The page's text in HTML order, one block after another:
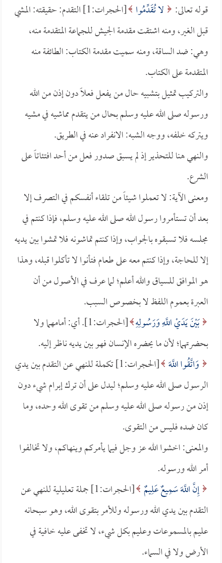
قوله تعالى: لا تُقَدِّمُوا
[الحجرات:1] التقدم: حقيقته: المشي
قبل الغير، ومنه اشتقت مقدمة الجيش للجماعة المتقدمة منه،
وهي: ضد الساقة، ومنه سميت مقدمة الكتاب: الطائفة منه
المتقدمة على الكتاب.
والتركيب تمثيل بتشبيه حال من يفعل فعلاً دون إذن من الله
ورسوله صلى الله عليه وسلم بحال من يتقدم مماشيه في مشيه
ويتركه خلفه، ووجه الشبه: الانفراد عنه في الطريق.
والنهي هنا للتحذير إذ لم يسبق صدور فعل من أحد افتئاتاً على
الشرع.
ومعنى الآية: لا تعملوا شيئاً من تلقاء أنفسكم في التصرف إلا
بعد أن تستأمروا رسول الله صلى الله عليه وسلم، فإذا كنتم في
مجلسه فلا تسبقوه بالجواب، وإذا كنتم تماشونه فلا تمشوا بين يديه
إلا للحاجة، وإذا كنتم معه على طعام فتأنوا لا تأكلوا قبله، وهذا
هو الموافق للسياق والله أعلم؛ لما عرف في الأصول من أن
العبرة بعموم اللفظ لا بخصوص السبب.
بَيْنَ يَدَيْ اللَّهِ وَرَسُولِهِ
[الحجرات:1]. أي: أمامهما ولا
بحضرتهما؛ لأن ما يحضره الإنسان فهو بين يديه ناظر إليه.
وَاتَّقُوا اللَّهَ
[الحجرات:1] تكملة للنهي عن التقدم بين يدي
الرسول صلى الله عليه وسلم؛ ليدل على أن ترك إبرام شيء دون
إذن من رسوله صلى الله عليه وسلم من تقوى الله وحده، وما
كان ضده فليس من التقوى.
والمعنى: اخشوا الله عز وجل فيما يأمركم وينهاكم، ولا تخالفوا
أمر الله ورسوله.
إِنَّ اللَّهَ سَمِيعٌ عَلِيمٌ
[الحجرات:1] جملة تعليلية للنهي عن
التقدم بين يدي الله ورسوله وللأمر بتقوى الله، وهو سبحانه
عليم بالمسموعات وعليم بكل شيء، لا تخفى عليه خافية في
الأرض ولا في السماء.